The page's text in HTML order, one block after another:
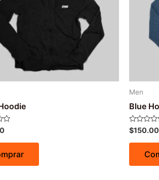
Men
Blue
Avaliação
0
de
$150.00